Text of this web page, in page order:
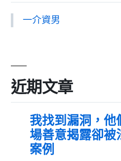
一介資男
近期文章
我找到漏洞，他
場善意揭露卻被
案例